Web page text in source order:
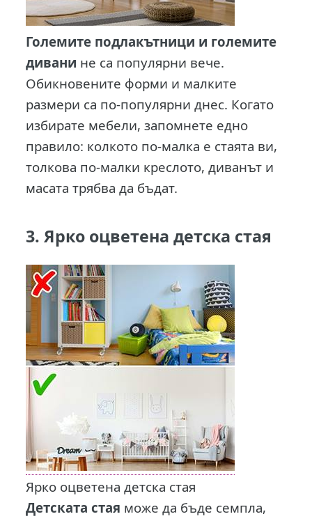
Големите подлакътници и големите
дивани не са популярни вече.
Обикновените форми и малките
размери са по-популярни днес. Когато
избирате мебели, запомнете едно
правило: колкото по-малка е стаята ви,
толкова по-малки креслото, диванът и
масата трябва да бъдат.
3. Ярко оцветена детска стая
Ярко оцветена детска стая
Детската стая може да бъде семпла,